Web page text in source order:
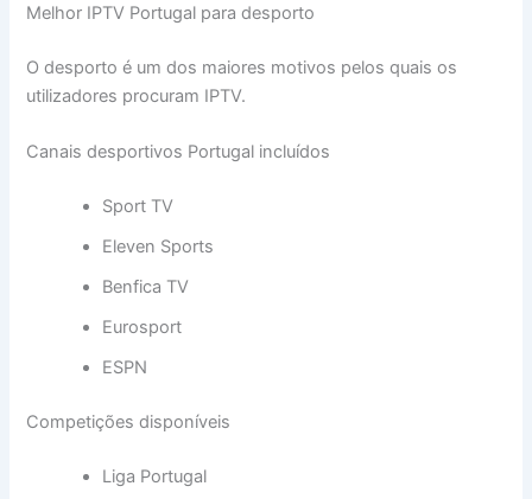
Melhor IPTV Portugal para desporto
O desporto é um dos maiores motivos pelos quais os
utilizadores procuram IPTV.
Canais desportivos Portugal incluídos
Sport TV
Eleven Sports
Benfica TV
Eurosport
ESPN
Competições disponíveis
Liga Portugal